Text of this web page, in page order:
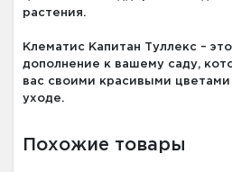
растения.
Клематис Капитан Туллекс –
дополнение к вашему саду,
вас своими красивыми
уходе.
Похожие товары